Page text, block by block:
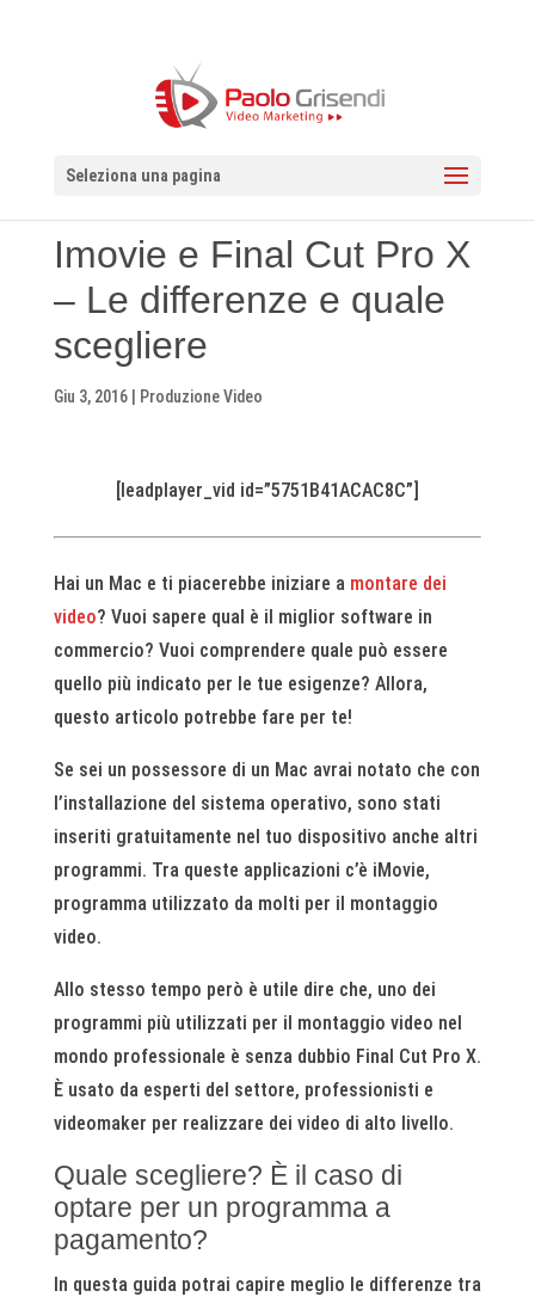
Seleziona una pagina
Imovie e Final Cut Pro X
– Le differenze e quale
scegliere
Giu 3, 2016| Produzione Video
[leadplayer_vid id=”5751B41ACAC8C”]
Hai un Mac e ti piacerebbe iniziare a montare dei
video? Vuoi sapere qual è il miglior software in
commercio? Vuoi comprendere quale può essere
quello più indicato per le tue esigenze? Allora,
questo articolo potrebbe fare per te!
Se sei un possessore di un Mac avrai notato che con
l’installazione del sistema operativo, sono stati
inseriti gratuitamente nel tuo dispositivo anche altri
programmi. Tra queste applicazioni c’è iMovie,
programma utilizzato da molti per il montaggio
video.
Allo stesso tempo però è utile dire che, uno dei
programmi più utilizzati per il montaggio video nel
mondo professionale è senza dubbio Final Cut Pro X.
È usato da esperti del settore, professionisti e
videomaker per realizzare dei video di alto livello.
Quale scegliere? È il caso di
optare per un programma a
pagamento?
In questa guida potrai capire meglio le differenze tra